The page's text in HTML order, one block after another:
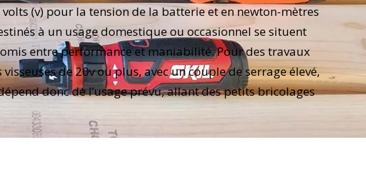
(v) pour la tension de la batterie et en newton-mètres
à un usage domestique ou occasionnel se situent
entre performance et maniabilité. Pour des travaux
de 20v ou plus, avec un couple de serrage élevé,
donc de l’usage prévu, allant des petits bricolages